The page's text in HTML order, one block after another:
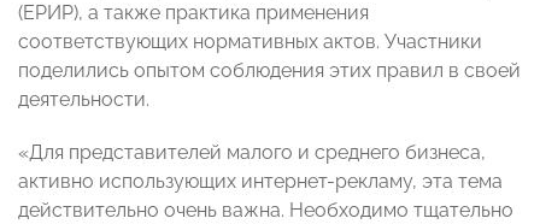
(ЕРИР), а также практика применения
соответствующих нормативных актов. Участники
поделились опытом соблюдения этих правил в своей
деятельности.
«Для представителей малого и среднего бизнеса,
активно использующих интернет-рекламу, эта тема
действительно очень важна. Необходимо тщательно